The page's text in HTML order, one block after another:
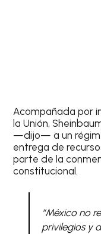
Acompañada por
la Unión,
—dijo— a un
entrega de
parte de la
constitucional.
“México no
privilegios y